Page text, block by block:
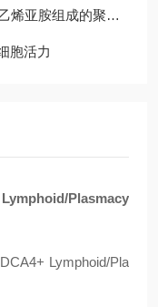
亚胺组成的聚合物
胞活力
Plasmacy
Lymphoid/Pla